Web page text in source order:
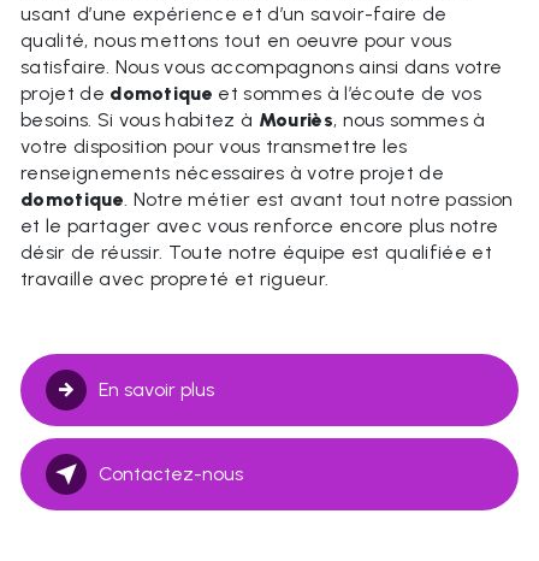
usant d’une expérience et d’un savoir-faire de
qualité, nous mettons tout en oeuvre pour vous
satisfaire. Nous vous accompagnons ainsi dans votre
projet de domotique et sommes à l’écoute de vos
besoins. Si vous habitez à Mouriès, nous sommes à
votre disposition pour vous transmettre les
renseignements nécessaires à votre projet de
domotique. Notre métier est avant tout notre passion
et le partager avec vous renforce encore plus notre
désir de réussir. Toute notre équipe est qualifiée et
travaille avec propreté et rigueur.
En savoir plus
Contactez-nous